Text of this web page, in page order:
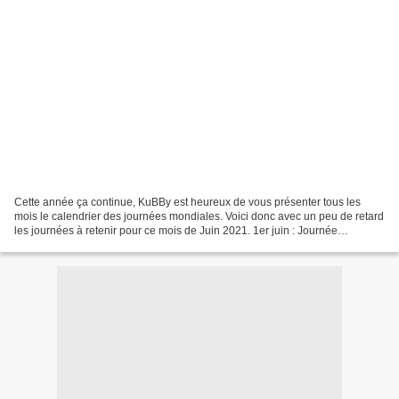
Cette année ça continue, KuBBy est heureux de vous présenter tous les
mois le calendrier des journées mondiales. Voici donc avec un peu de retard
les journées à retenir pour ce mois de Juin 2021. 1er juin : Journée